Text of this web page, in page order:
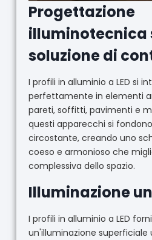
Progettazione
illuminotecnica
soluzione di
I profili in alluminio a LED si
perfettamente in elementi
pareti, soffitti, pavimenti e
questi apparecchi si
circostante, creando uno
coeso e armonioso che
complessiva dello spazio.
Illuminazione
I profili in alluminio a LED
un'illuminazione